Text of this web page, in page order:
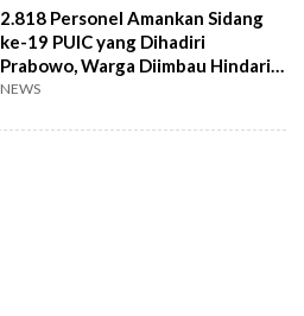
2.818 Personel Amankan Sidang
ke-19 PUIC yang Dihadiri
Prabowo, Warga Diimbau Hindari
Kawasan DPR
NEWS